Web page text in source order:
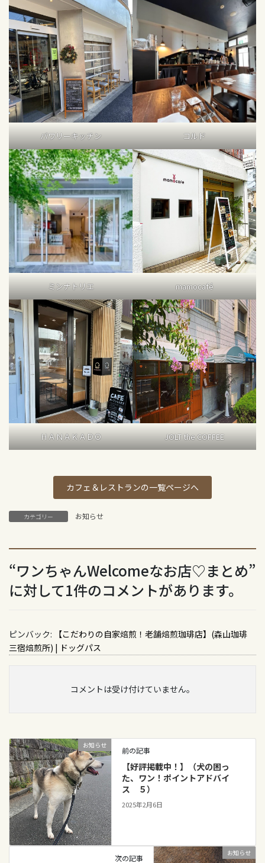
バワリーキッチン コルド
ミンナトリエ mamocafé
ＨＡＮＡＫＡＤＯ JOLT the COFFEE
カフェ＆レストランの一覧ページへ
カテゴリー お知らせ
“ワンちゃんWelcomeなお店♡まとめ”
に対して1件のコメントがあります。
ピンバック:
【こだわりの自家焙煎！老舗焙煎珈琲店】(森山珈琲
三宿焙煎所) | ドッグパス
コメントは受け付けていません。
お知らせ
前の記事
【好評掲載中！】（犬の困っ
た、ワン！ポイントアドバイ
ス ５）
2025年2月6日
お知らせ
次の記事